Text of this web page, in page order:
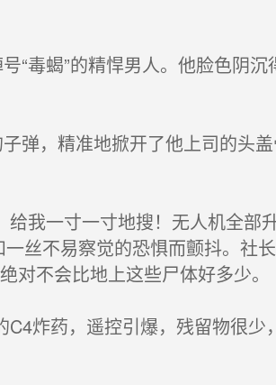
“毒蝎”的精悍男人。他脸色阴
弹，精准地掀开了他上司的头
我一寸一寸地搜！无人机全部
丝不易察觉的恐惧而颤抖。社
对不会比地上这些尸体好多少。
炸药，遥控引爆，残留物很